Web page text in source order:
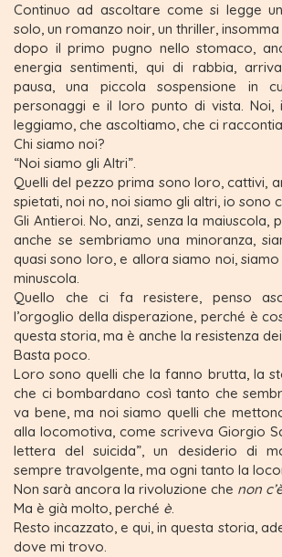
Continuo ad ascoltare come si legge
solo, un romanzo noir, un thriller,
dopo il primo pugno nello stomaco,
energia sentimenti, qui di rabbia,
pausa, una piccola sospensione in
personaggi e il loro punto di vista. Noi,
leggiamo, che ascoltiamo, che ci
Chi siamo noi?
“Noi siamo gli Altri”.
Quelli del pezzo prima sono loro, cattivi,
spietati, noi no, noi siamo gli altri, io sono
Gli Antieroi. No, anzi, senza la maiuscola,
anche se sembriamo una minoranza,
quasi sono loro, e allora siamo noi,
minuscola.
Quello che ci fa resistere, penso
l’orgoglio della disperazione, perché è
questa storia, ma è anche la resistenza
Basta poco.
Loro sono quelli che la fanno brutta, la
che ci bombardano così tanto che
va bene, ma noi siamo quelli che
alla locomotiva, come scriveva Giorgio
lettera del suicida”, un desiderio di
sempre travolgente, ma ogni tanto la
Non sarà ancora la rivoluzione che non
Ma è già molto, perché è.
Resto incazzato, e qui, in questa storia,
dove mi trovo.